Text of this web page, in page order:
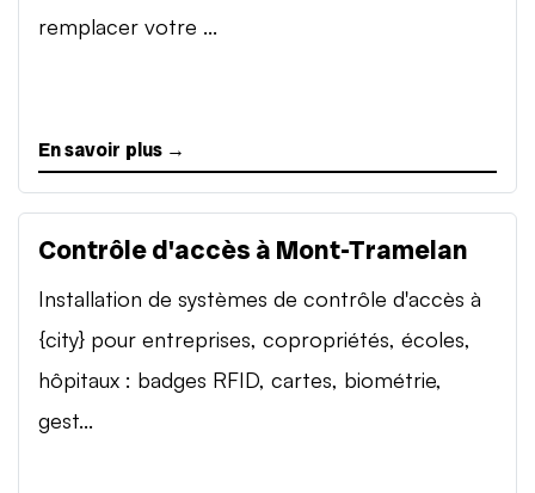
remplacer votre ...
En savoir plus →
Contrôle d'accès à Mont-Tramelan
Installation de systèmes de contrôle d'accès à
{city} pour entreprises, copropriétés, écoles,
hôpitaux : badges RFID, cartes, biométrie,
gest...